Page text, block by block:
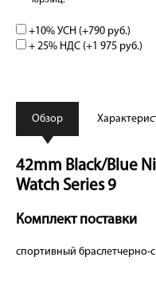
+10% УСН (+790 руб.)
+ 25% НДС (+1 975 руб.)
Обзор
42mm Black/Blue
Watch Series 9
Комплект поставки
спортивный браслетчерно-